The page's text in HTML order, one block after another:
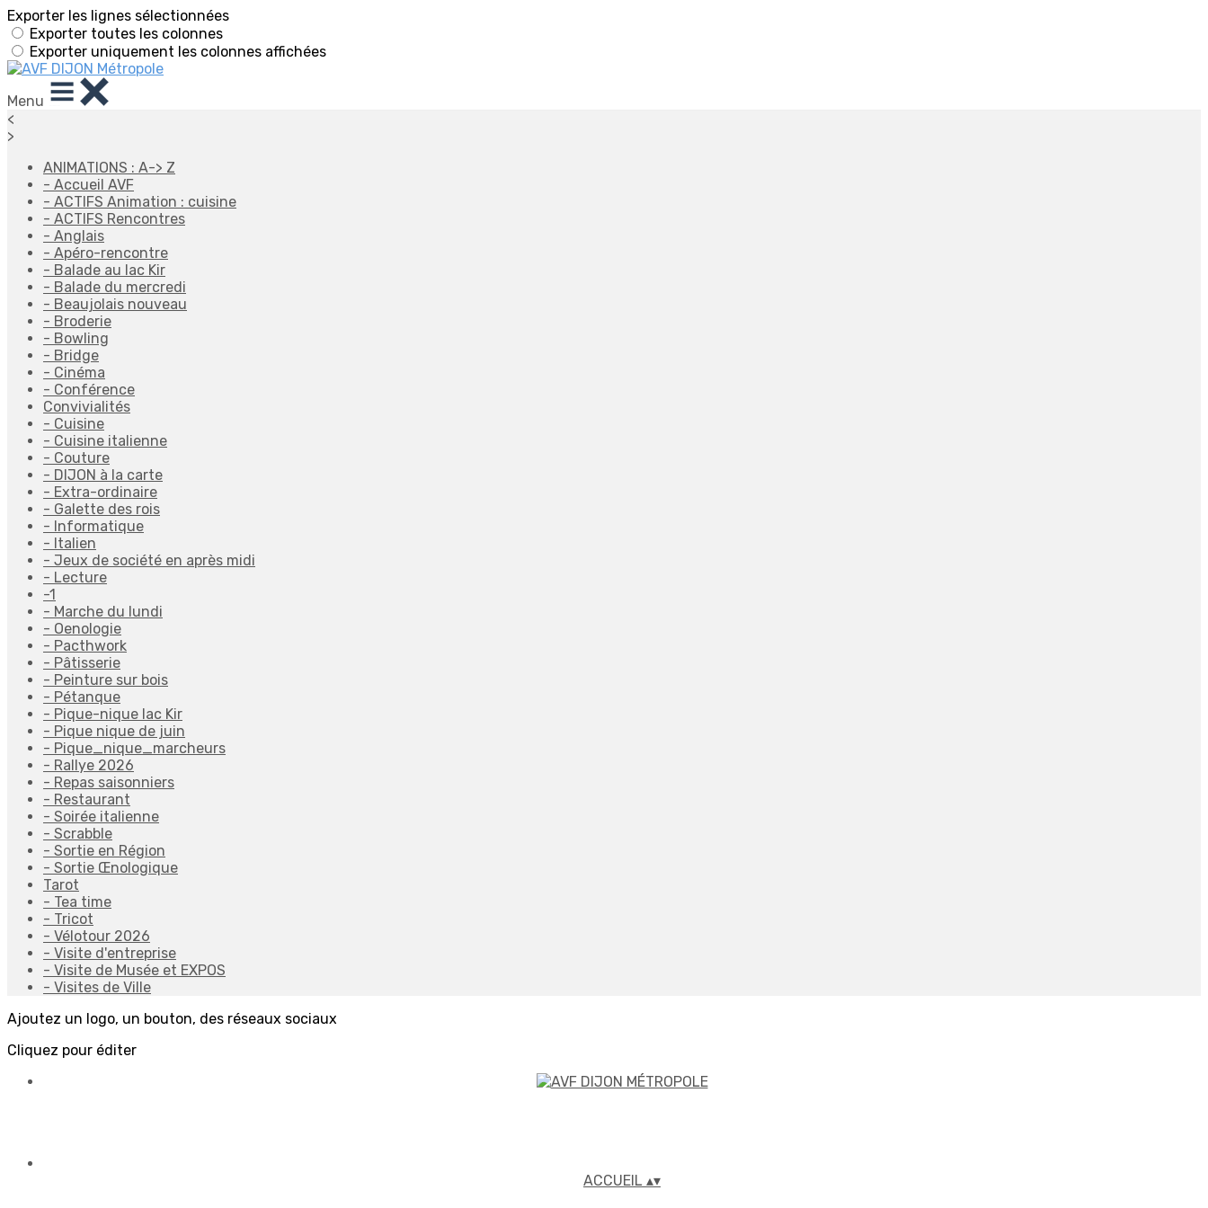
Exporter les lignes sélectionnées
Exporter toutes les colonnes
Exporter uniquement les colonnes affichées
Menu
<
>
ANIMATIONS : A-> Z
- Accueil AVF
- ACTIFS Animation : cuisine
- ACTIFS Rencontres
- Anglais
- Apéro-rencontre
- Balade au lac Kir
- Balade du mercredi
- Beaujolais nouveau
- Broderie
- Bowling
- Bridge
- Cinéma
- Conférence
Convivialités
- Cuisine
- Cuisine italienne
- Couture
- DIJON à la carte
- Extra-ordinaire
- Galette des rois
- Informatique
- Italien
- Jeux de société en après midi
- Lecture
-1
- Marche du lundi
- Oenologie
- Pacthwork
- Pâtisserie
- Peinture sur bois
- Pétanque
- Pique-nique lac Kir
- Pique nique de juin
- Pique_nique_marcheurs
- Rallye 2026
- Repas saisonniers
- Restaurant
- Soirée italienne
- Scrabble
- Sortie en Région
- Sortie Œnologique
Tarot
- Tea time
- Tricot
- Vélotour 2026
- Visite d'entreprise
- Visite de Musée et EXPOS
- Visites de Ville
Ajoutez un logo, un bouton, des réseaux sociaux
Cliquez pour éditer
ACCUEIL ▴▾